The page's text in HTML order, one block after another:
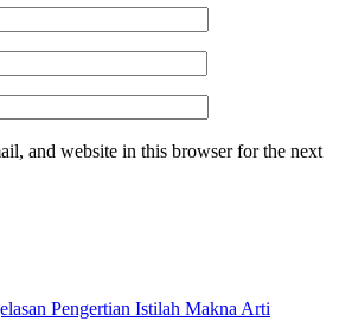
and website in this browser for the next
Pengertian Istilah Makna Arti